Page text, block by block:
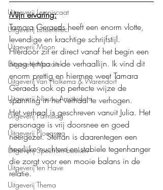
Uitgeverij Lemniscaat
Uitgeverij Luistereffect
Uitgeverij Moon
Uitgeverij Mozaïek
Uitgeverij Van Holkema & Warendorf
Uitgeverij Nieuw Amsterdam
Uitgeverij Palmslag
Uitgeverij Ploegsma
Uitgeverij Spectrum boeken
Uitgeverij ten Have
Uitgeverij Thema
Mijn ervaring:
Tamara Geraeds heeft een enorm vlotte,
levendige en krachtige schrijfstijl.
Hierdoor zit er direct vanaf het begin een
hoog tempo in de verhaallijn. Ik vind dit
enorm prettig en hiermee weet Tamara
Geraeds ook op perfecte wijze de
spanning in het verhaal te verhogen.
Het verhaal is geschreven vanuit Julia. Het
personage is vrij doorsnee en goed
neergezet. Steffan is daarentegen een
heerlijke nuchtere en stabiele tegenhanger
die zorgt voor een mooie balans in de
relatie.